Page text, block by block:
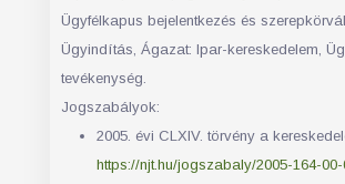
Ügyfélkapus bejelentkezés és
Ügyindítás, Ágazat: Ipar-kereskedelem,
tevékenység.
Jogszabályok:
2005. évi CLXIV. törvény a
https://njt.hu/jogszabaly/2005-164-00-